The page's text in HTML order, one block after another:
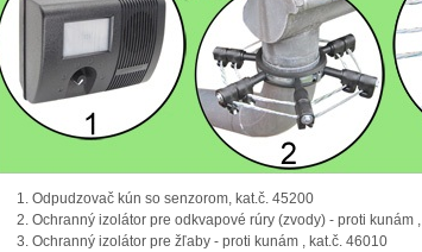
Odpudzovač kún so senzorom, kat.č. 45200
Ochranný izolátor pre odkvapové rúry (zvody) - proti kunám
Ochranný izolátor pre žľaby - proti kunám , kat.č. 46010